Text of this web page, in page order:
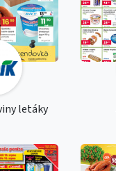
letáky